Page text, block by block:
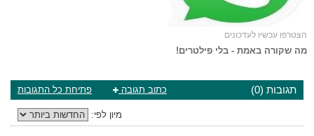
הצטרפו עכשיו לעדכונים
מה שקורה באמת - בלי פילטרים!
תגובות (0) פתיחת כל התגובות כתוב תגובה
מיון לפי: